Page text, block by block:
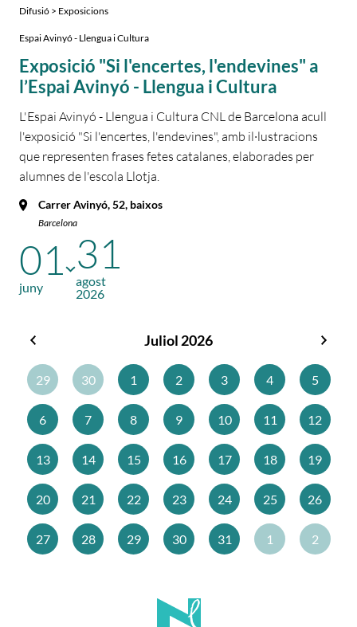
Difusió > Exposicions
Espai Avinyó - Llengua i Cultura
Exposició "Si l'encertes, l'endevines" a
l’Espai Avinyó - Llengua i Cultura
L'Espai Avinyó - Llengua i Cultura CNL de Barcelona acull
l'exposició "Si l'encertes, l'endevines", amb il·lustracions
que representen frases fetes catalanes, elaborades per
alumnes de l'escola Llotja.
Carrer Avinyó, 52, baixos
Barcelona
01
juny
31
agost
2026
Juliol 2026
29
30 1 2 3 4 5
6 7 8 9 10 11 12
13 14 15 16 17 18 19
20 21 22 23 24 25 26
27 28 29 30 31 1 2